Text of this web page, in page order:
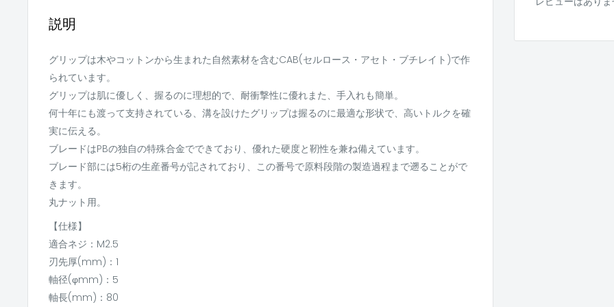
説明
グリップは木やコットンから生まれた自然素材を含むCAB(セルロース・アセト・ブチレイト)で作
られています。
グリップは肌に優しく、握るのに理想的で、耐衝撃性に優れまた、手入れも簡単。
何十年にも渡って支持されている、溝を設けたグリップは握るのに最適な形状で、高いトルクを確
実に伝える。
ブレードはPBの独自の特殊合金でできており、優れた硬度と靭性を兼ね備えています。
ブレード部には5桁の生産番号が記されており、この番号で原料段階の製造過程まで遡ることがで
きます。
丸ナット用。
【仕様】
適合ネジ：M2.5
刃先厚(mm)：1
軸径(φmm)：5
軸長(mm)：80